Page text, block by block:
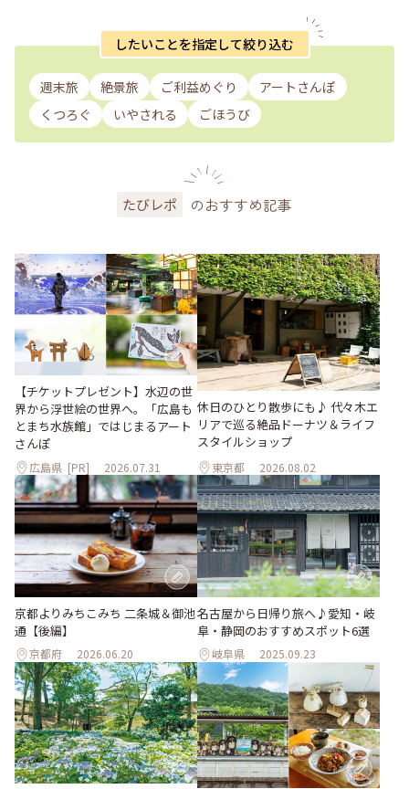
したいことを指定して絞り込む
週末旅 絶景旅 ご利益めぐり
アートさんぽ
くつろぐ
いやされる ごほうび
たびレポ のおすすめ記事
【チケットプレゼント】水辺の世
界から浮世絵の世界へ。「広島も
とまち水族館」ではじまるアート
さんぽ
広島県 [PR] 2026.07.31
休日のひとり散歩にも♪ 代々木エ
リアで巡る絶品ドーナツ＆ライフ
スタイルショップ
東京都 2026.08.02
京都よりみちこみち 二条城＆御池
通【後編】
京都府 2026.06.20
名古屋から日帰り旅へ♪愛知・岐
阜・静岡のおすすめスポット6選
岐阜県 2025.09.23